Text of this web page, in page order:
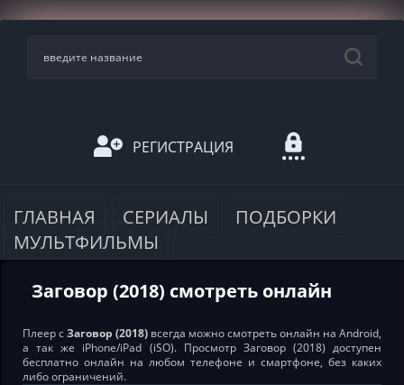
РЕГИСТРАЦИЯ
ГЛАВНАЯ СЕРИАЛЫ
ПОДБОРКИ
МУЛЬТФИЛЬМЫ
Заговор (2018) смотреть онлайн
Плеер сЗаговор (2018) всегда можно смотреть онлайн на Android,
а так же iPhone/iPad (iSO). Просмотр Заговор (2018) доступен
бесплатно онлайн на любом телефоне и смартфоне, без каких
либо ограничений.